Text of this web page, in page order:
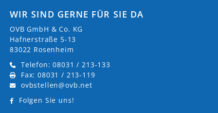
WIR SIND GERNE FÜR SIE DA
OVB GmbH & Co. KG
Hafnerstraße 5-13
83022 Rosenheim
Telefon: 08031 / 213-133
Fax: 08031 / 213-119
ovbstellen@ovb.net
Folgen Sie uns!